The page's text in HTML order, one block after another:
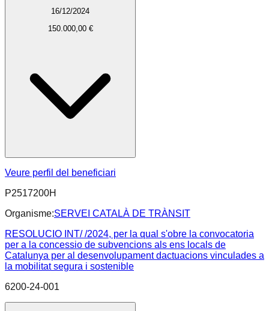
16/12/2024
150.000,00 €
Veure perfil del beneficiari
P2517200H
Organisme:SERVEI CATALÀ DE TRÀNSIT
RESOLUCIO INT/ /2024, per la qual s'obre la convocatoria
per a la concessio de subvencions als ens locals de
Catalunya per al desenvolupament dactuacions vinculades a
la mobilitat segura i sostenible
6200-24-001